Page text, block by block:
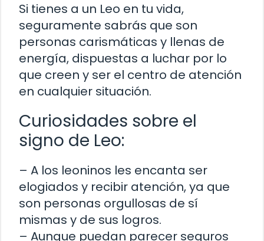
Si tienes a un Leo en tu vida,
seguramente sabrás que son
personas carismáticas y llenas de
energía, dispuestas a luchar por lo
que creen y ser el centro de atención
en cualquier situación.
Curiosidades sobre el
signo de Leo:
– A los leoninos les encanta ser
elogiados y recibir atención, ya que
son personas orgullosas de sí
mismas y de sus logros.
– Aunque puedan parecer seguros